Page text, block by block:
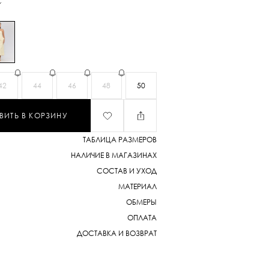
44 46 48 50
В КОРЗИНУ
ТАБЛИЦА РАЗМЕРОВ
НАЛИЧИЕ В МАГАЗИНАХ
СОСТАВ И УХОД
МАТЕРИАЛ
ОБМЕРЫ
ОПЛАТА
ДОСТАВКА И ВОЗВРАТ